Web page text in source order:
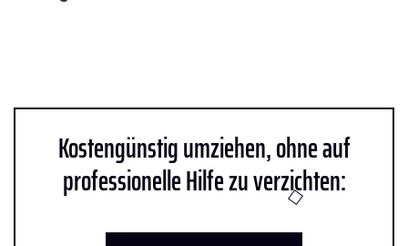
Kostengünstig umziehen, ohne auf
professionelle Hilfe zu verzichten: